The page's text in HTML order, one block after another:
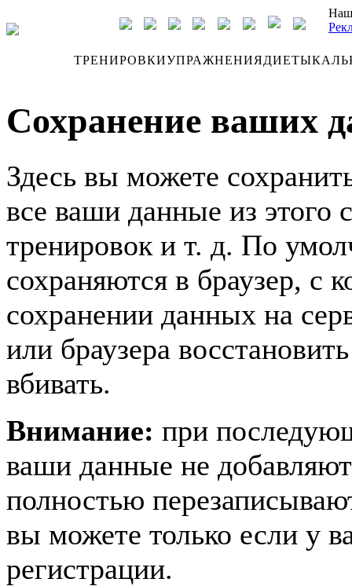
ТРЕНИРОВКИУПРАЖНЕНИЯДИЕТЫ
Сохранение ваших
Здесь вы можете
все ваши данные из этого
тренировок и т. д. По
сохраняются в браузер, с
сохранении данных на
или браузера
вбивать.
Внимание: при
ваши данные не
полностью
вы можете только если у
регистрации.